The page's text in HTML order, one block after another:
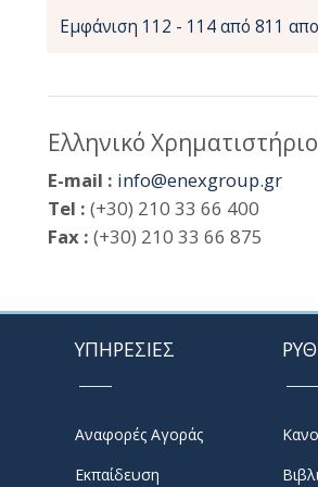
Εμφάνιση 112 - 114 από 811
Ελληνικό
E-mail : info@enexgroup.gr
Tel : (+30) 210 33 66 400
Fax : (+30) 210 33 66 875
ΥΠΗΡΕΣΙΕΣ
Αναφορές Αγοράς
Εκπαίδευση